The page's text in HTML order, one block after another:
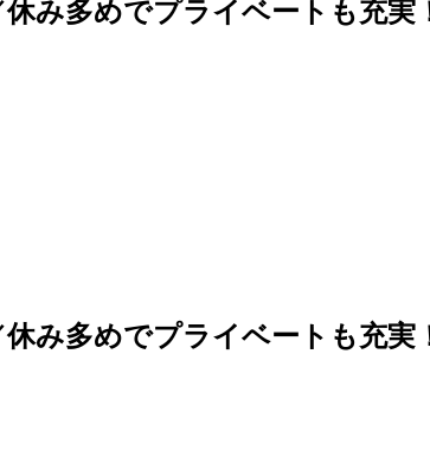
み多めでプライベートも充実
み多めでプライベートも充実